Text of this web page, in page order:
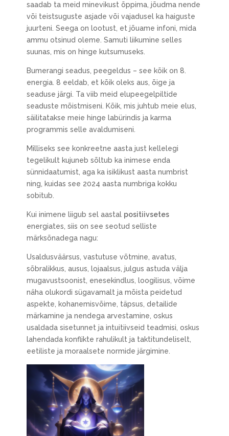
saadab ta meid minevikust õppima, jõudma nende
või teistsuguste asjade või vajadusel ka haiguste
juurteni. Seega on lootust, et jõuame infoni, mida
ammu otsinud oleme. Samuti liikumine selles
suunas, mis on hinge kutsumuseks.
Bumerangi seadus, peegeldus – see kõik on 8.
energia. 8 eeldab, et kõik oleks aus, õige ja
seaduse järgi. Ta viib meid elupeegelpiltide
seaduste mõistmiseni. Kõik, mis juhtub meie elus,
säilitatakse meie hinge labürindis ja karma
programmis selle avaldumiseni.
Milliseks see konkreetne aasta just kellelegi
tegelikult kujuneb sõltub ka inimese enda
sünnidaatumist, aga ka isiklikust aasta numbrist
ning, kuidas see 2024 aasta numbriga kokku
sobitub.
Kui inimene liigub sel aastal positiivsetes
energiates, siis on see seotud selliste
märksõnadega nagu:
Usaldusväärsus, vastutuse võtmine, avatus,
sõbralikkus, ausus, lojaalsus, julgus astuda välja
mugavustsoonist, enesekindlus, loogilisus, võime
näha olukordi sügavamalt ja mõista peidetud
aspekte, kohanemisvõime, täpsus, detailide
märkamine ja nendega arvestamine, oskus
usaldada sisetunnet ja intuitiivseid teadmisi, oskus
lahendada konflikte rahulikult ja taktitundeliselt,
eetiliste ja moraalsete normide järgimine.